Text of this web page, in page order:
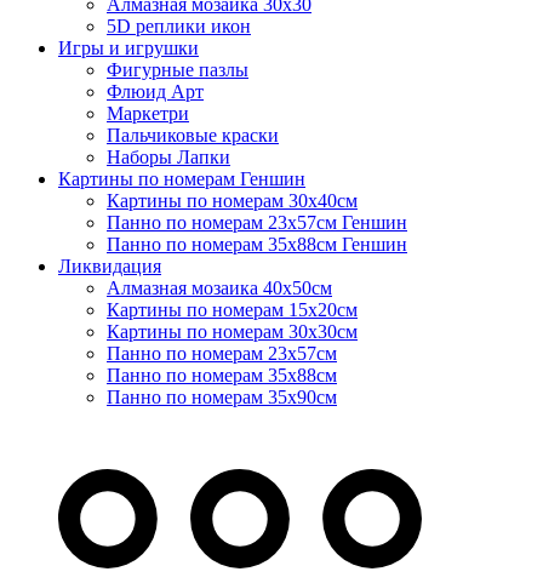
Алмазная мозаика 30х30
5D реплики икон
Игры и игрушки
Фигурные пазлы
Флюид Арт
Маркетри
Пальчиковые краски
Наборы Лапки
Картины по номерам Геншин
Картины по номерам 30х40см
Панно по номерам 23х57см Геншин
Панно по номерам 35х88см Геншин
Ликвидация
Алмазная мозаика 40х50см
Картины по номерам 15х20см
Картины по номерам 30х30см
Панно по номерам 23х57см
Панно по номерам 35х88см
Панно по номерам 35х90см